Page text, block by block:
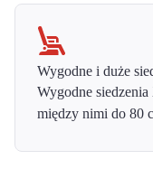
Wygodne i duże
Wygodne
między nimi do 80